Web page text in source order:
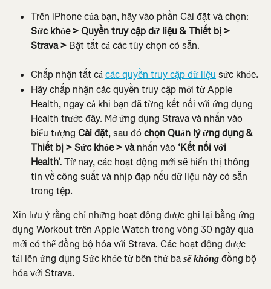
Trên iPhone của bạn, hãy vào phần Cài đặt và chọn:
Sức khỏe > Quyền truy cập dữ liệu & Thiết bị >
Strava > Bật tất cả các tùy chọn có sẵn.
Chấp nhận tất cả các quyền truy cập dữ liệu sức khỏe.
Hãy chấp nhận các quyền truy cập mới từ Apple
Health, ngay cả khi bạn đã từng kết nối với ứng dụng
Health trước đây. Mở ứng dụng Strava và nhấn vào
biểu tượng Cài đặt, sau đó chọn Quản lý ứng dụng &
Thiết bị > Sức khỏe > và nhấn vào ‘Kết nối với
Health’. Từ nay, các hoạt động mới sẽ hiển thị thông
tin về công suất và nhịp đạp nếu dữ liệu này có sẵn
trong tệp.
Xin lưu ý rằng chỉ những hoạt động được ghi lại bằng ứng
dụng Workout trên Apple Watch trong vòng 30 ngày qua
mới có thể đồng bộ hóa với Strava. Các hoạt động được
tải lên ứng dụng Sức khỏe từ bên thứ ba sẽ không đồng bộ
hóa với Strava.